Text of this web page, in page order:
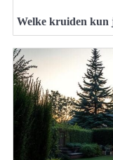
Welke kruiden kun